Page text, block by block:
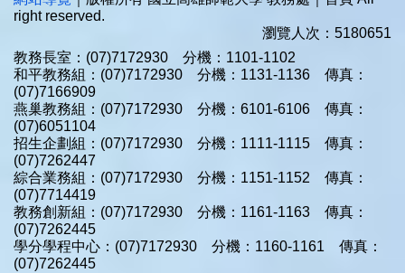
right reserved.
瀏覽人次：5180651
教務長室：(07)7172930 分機：1101-1102
和平教務組：(07)7172930 分機：1131-1136 傳真：
(07)7166909
燕巢教務組：(07)7172930 分機：6101-6106 傳真：
(07)6051104
招生企劃組：(07)7172930 分機：1111-1115 傳真：
(07)7262447
綜合業務組：(07)7172930 分機：1151-1152 傳真：
(07)7714419
教務創新組：(07)7172930 分機：1161-1163 傳真：
(07)7262445
學分學程中心：(07)7172930 分機：1160-1161 傳真：
(07)7262445